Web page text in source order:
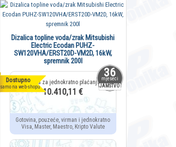
36
mjeseci
JAMSTVO
Dostupno
samo na web-shopu
Dizalica topline voda/zrak Mitsubishi
Electric Ecodan PUHZ-
SW120VHA/ERST20D-VM2D, 16kW,
spremnik 200l
10.410,11 €
Gotovina, pouzeće, virman i jednokratno
Visa, Master, Maestro, Kripto Valute